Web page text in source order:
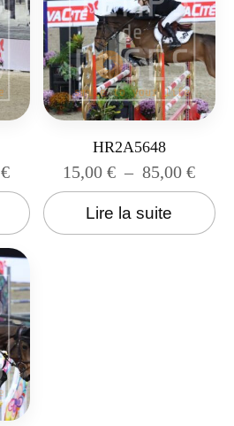
€
HR2A5648
15,00€ – 85,00€
Lire la suite